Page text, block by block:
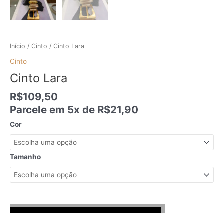
Início / Cinto / Cinto Lara
Cinto
Cinto Lara
R$109,50
Parcele em 5x de R$21,90
Cor
Tamanho